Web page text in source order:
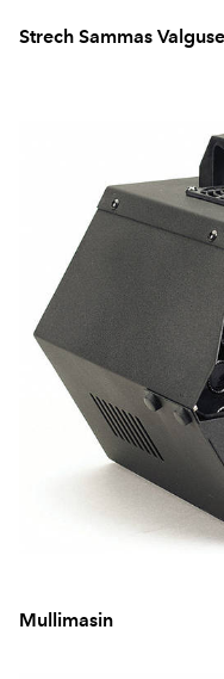
Strech Sammas
Mullimasin